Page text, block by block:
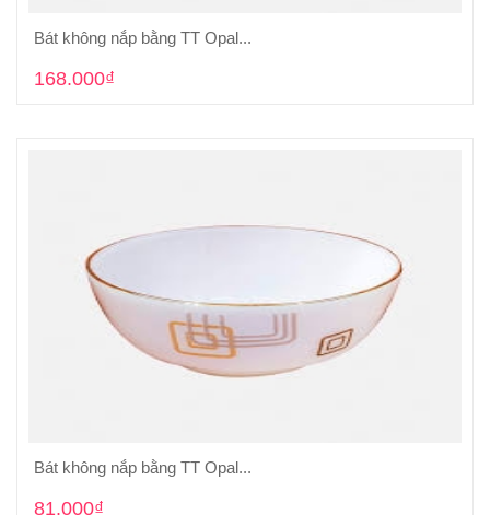
Cho vào giỏ hàng
Bát không nắp bằng TT Opal...
168.000₫
Cho vào giỏ hàng
Bát không nắp bằng TT Opal...
81.000₫